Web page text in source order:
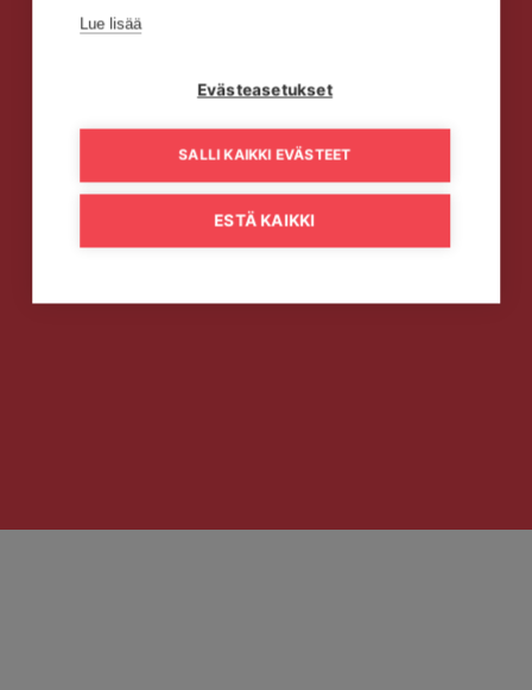
Lue lisää
Evästeasetukset
SALLI KAIKKI EVÄSTEET
ESTÄ KAIKKI